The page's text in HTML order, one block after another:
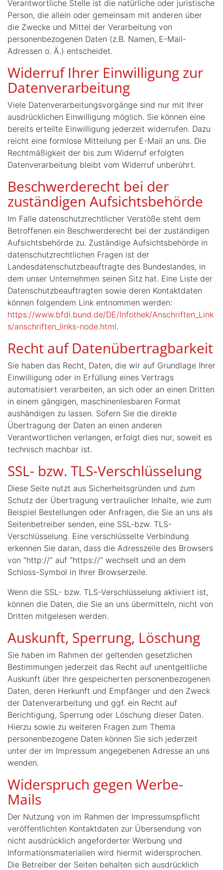
Verantwortliche Stelle ist die natürliche oder juristische
Person, die allein oder gemeinsam mit anderen über
die Zwecke und Mittel der Verarbeitung von
personenbezogenen Daten (z.B. Namen, E-Mail-
Adressen o. Ä.) entscheidet.
Widerruf Ihrer Einwilligung zur
Datenverarbeitung
Viele Datenverarbeitungsvorgänge sind nur mit Ihrer
ausdrücklichen Einwilligung möglich. Sie können eine
bereits erteilte Einwilligung jederzeit widerrufen. Dazu
reicht eine formlose Mitteilung per E-Mail an uns. Die
Rechtmäßigkeit der bis zum Widerruf erfolgten
Datenverarbeitung bleibt vom Widerruf unberührt.
Beschwerderecht bei der
zuständigen Aufsichtsbehörde
Im Falle datenschutzrechtlicher Verstöße steht dem
Betroffenen ein Beschwerderecht bei der zuständigen
Aufsichtsbehörde zu. Zuständige Aufsichtsbehörde in
datenschutzrechtlichen Fragen ist der
Landesdatenschutzbeauftragte des Bundeslandes, in
dem unser Unternehmen seinen Sitz hat. Eine Liste der
Datenschutzbeauftragten sowie deren Kontaktdaten
können folgendem Link entnommen werden:
https://www.bfdi.bund.de/DE/Infothek/Anschriften_Link
s/anschriften_links-node.html.
Recht auf Datenübertragbarkeit
Sie haben das Recht, Daten, die wir auf Grundlage Ihrer
Einwilligung oder in Erfüllung eines Vertrags
automatisiert verarbeiten, an sich oder an einen Dritten
in einem gängigen, maschinenlesbaren Format
aushändigen zu lassen. Sofern Sie die direkte
Übertragung der Daten an einen anderen
Verantwortlichen verlangen, erfolgt dies nur, soweit es
technisch machbar ist.
SSL- bzw. TLS-Verschlüsselung
Diese Seite nutzt aus Sicherheitsgründen und zum
Schutz der Übertragung vertraulicher Inhalte, wie zum
Beispiel Bestellungen oder Anfragen, die Sie an uns als
Seitenbetreiber senden, eine SSL-bzw. TLS-
Verschlüsselung. Eine verschlüsselte Verbindung
erkennen Sie daran, dass die Adresszeile des Browsers
von “http://” auf “https://” wechselt und an dem
Schloss-Symbol in Ihrer Browserzeile.
Wenn die SSL- bzw. TLS-Verschlüsselung aktiviert ist,
können die Daten, die Sie an uns übermitteln, nicht von
Dritten mitgelesen werden.
Auskunft, Sperrung, Löschung
Sie haben im Rahmen der geltenden gesetzlichen
Bestimmungen jederzeit das Recht auf unentgeltliche
Auskunft über Ihre gespeicherten personenbezogenen
Daten, deren Herkunft und Empfänger und den Zweck
der Datenverarbeitung und ggf. ein Recht auf
Berichtigung, Sperrung oder Löschung dieser Daten.
Hierzu sowie zu weiteren Fragen zum Thema
personenbezogene Daten können Sie sich jederzeit
unter der im Impressum angegebenen Adresse an uns
wenden.
Widerspruch gegen Werbe-
Mails
Der Nutzung von im Rahmen der Impressumspflicht
veröffentlichten Kontaktdaten zur Übersendung von
nicht ausdrücklich angeforderter Werbung und
Informationsmaterialien wird hiermit widersprochen.
Die Betreiber der Seiten behalten sich ausdrücklich